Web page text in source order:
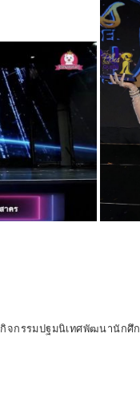
กิจกรรมปฐมนิเทศพัฒนานักศึ